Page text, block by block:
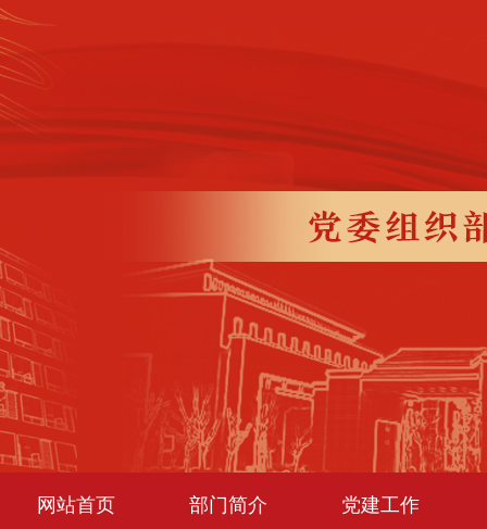
网站首页 部门简介 党建工作